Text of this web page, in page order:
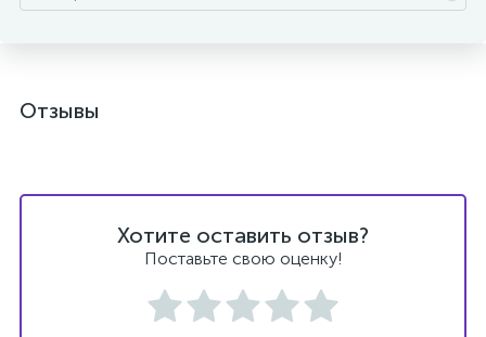
Отзывы
Хотите оставить отзыв?
Поставьте свою оценку!